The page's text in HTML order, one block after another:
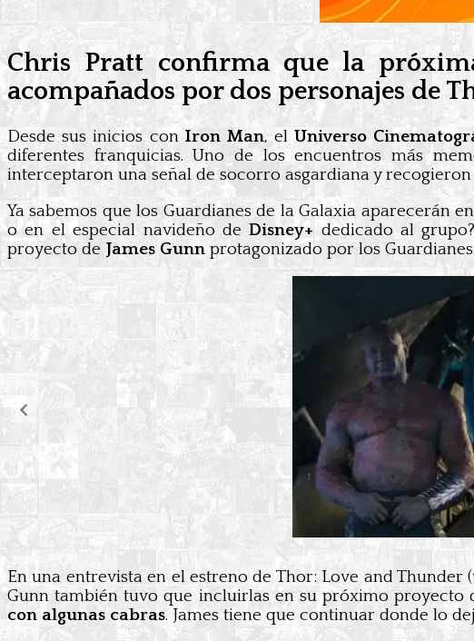
Chris Pratt confirma que la
acompañados por dos personajes de
Desde sus inicios con Iron Man, elUniverso
diferentes franquicias. Uno de los encuentros más
interceptaron una señal de socorro asgardiana y
Ya sabemos que los Guardianes de la Galaxia aparecerán en
o en el especial navideño deDisney+ dedicado al grupo?
proyecto de James Gunn protagonizado por los Guardianes.
En una entrevista en el estreno de Thor: Love and Thunder
Gunn también tuvo que incluirlas en su próximo proyecto
con algunas cabras. James tiene que continuar donde lo